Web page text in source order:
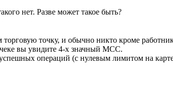
нет. Разве может такое быть?
точку, и обычно никто кроме
вы увидите 4-х значный МСС.
операций (с нулевым лимитом на